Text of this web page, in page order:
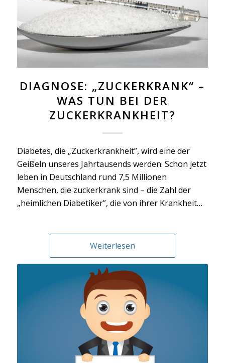
DIAGNOSE: „ZUCKERKRANK“ –
WAS TUN BEI DER
ZUCKERKRANKHEIT?
Diabetes, die „Zuckerkrankheit”, wird eine der
Geißeln unseres Jahrtausends werden: Schon jetzt
leben in Deutschland rund 7,5 Millionen
Menschen, die zuckerkrank sind – die Zahl der
„heimlichen Diabetiker”, die von ihrer Krankheit…
Weiterlesen